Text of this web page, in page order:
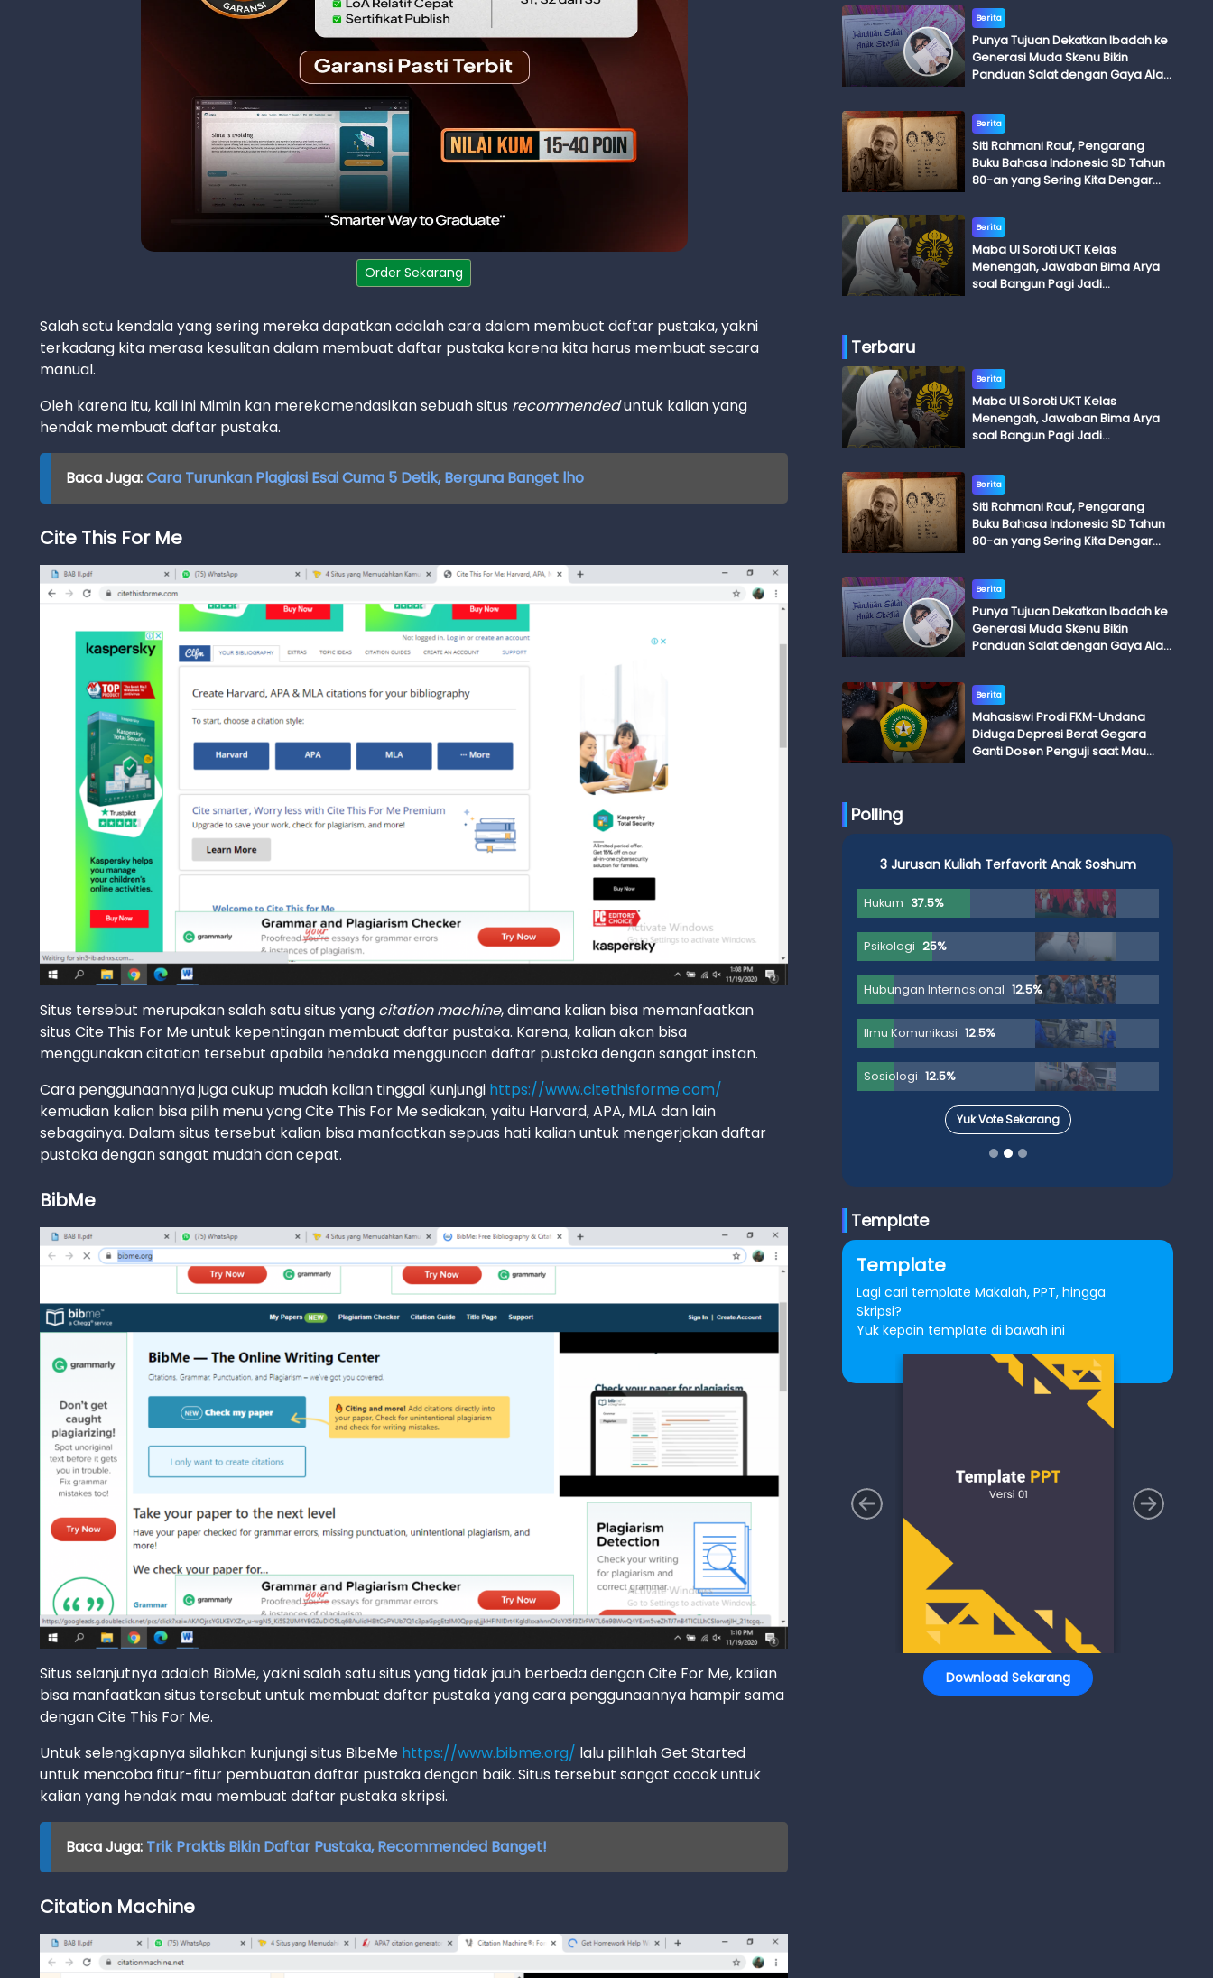
Order Sekarang
Salah satu kendala yang sering mereka dapatkan adalah cara dalam membuat daftar pustaka, yakni
terkadang kita merasa kesulitan dalam membuat daftar pustaka karena kita harus membuat secara
manual.
Oleh karena itu, kali ini Mimin kan merekomendasikan sebuah situs recommendeduntuk kalian yang
hendak membuat daftar pustaka.
Baca Juga:Cara Turunkan Plagiasi Esai Cuma 5 Detik, Berguna Banget lho
Cite This For Me
Situs tersebut merupakan salah satu situs yang citation machine, dimana kalian bisa memanfaatkan
situs Cite This For Me untuk kepentingan membuat daftar pustaka. Karena, kalian akan bisa
menggunakan citation tersebut apabila hendaka menggunaan daftar pustaka dengan sangat instan.
Cara penggunaannya juga cukup mudah kalian tinggal kunjungi https://www.citethisforme.com/
kemudian kalian bisa pilih menu yang Cite This For Me sediakan, yaitu Harvard, APA, MLA dan lain
sebagainya. Dalam situs tersebut kalian bisa manfaatkan sepuas hati kalian untuk mengerjakan daftar
pustaka dengan sangat mudah dan cepat.
BibMe
Situs selanjutnya adalah BibMe, yakni salah satu situs yang tidak jauh berbeda dengan Cite For Me, kalian
bisa manfaatkan situs tersebut untuk membuat daftar pustaka yang cara penggunaannya hampir sama
dengan Cite This For Me.
Untuk selengkapnya silahkan kunjungi situs BibeMe https://www.bibme.org/ lalu pilihlah Get Started
untuk mencoba fitur-fitur pembuatan daftar pustaka dengan baik. Situs tersebut sangat cocok untuk
kalian yang hendak mau membuat daftar pustaka skripsi.
Baca Juga: Trik Praktis Bikin Daftar Pustaka, Recommended Banget!
Citation Machine
Berita
Punya Tujuan Dekatkan Ibadah ke
Generasi Muda Skenu Bikin
Panduan Salat dengan Gaya Ala
Berita
Siti Rahmani Rauf, Pengarang
Buku Bahasa Indonesia SD Tahun
80-an yang Sering Kita Dengar
Adik Budi
Berita
Maba UI Soroti UKT Kelas
Menengah, Jawaban Bima Arya
soal Bangun Pagi Jadi
Terbaru
Berita
Maba UI Soroti UKT Kelas
Menengah, Jawaban Bima Arya
soal Bangun Pagi Jadi
Berita
Siti Rahmani Rauf, Pengarang
Buku Bahasa Indonesia SD Tahun
80-an yang Sering Kita Dengar
Adik Budi
Berita
Punya Tujuan Dekatkan Ibadah ke
Generasi Muda Skenu Bikin
Panduan Salat dengan Gaya Ala
Berita
Mahasiswi Prodi FKM-Undana
Diduga Depresi Berat Gegara
Ganti Dosen Penguji saat Mau
Polling
3 Jurusan Kuliah Terfavorit Anak Soshum
Hukum 37.5%
Psikologi 25%
Hubungan Internasional 12.5%
Ilmu Komunikasi 12.5%
Sosiologi 12.5%
Yuk Vote Sekarang
Template
Template
Lagi cari template Makalah, PPT, hingga
Skripsi?
Yuk kepoin template di bawah ini
Download Sekarang